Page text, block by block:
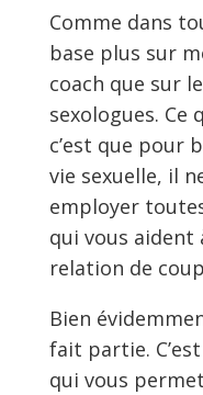
Comme dans
base plus sur
coach que sur
sexologues. Ce
c’est que pour
vie sexuelle, il
employer
qui vous aident
relation de
Bien
fait partie.
qui vous